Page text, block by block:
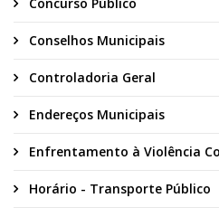
Concurso Público
Conselhos Municipais
Controladoria Geral
Endereços Municipais
Enfrentamento à Violência
Horário - Transporte Público